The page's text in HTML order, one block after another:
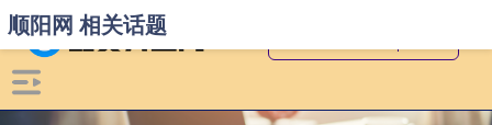
顺阳网 相关话题